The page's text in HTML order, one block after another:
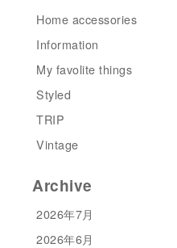
Home accessories
Information
My favolite things
Styled
TRIP
Vintage
Archive
2026年7月
2026年6月